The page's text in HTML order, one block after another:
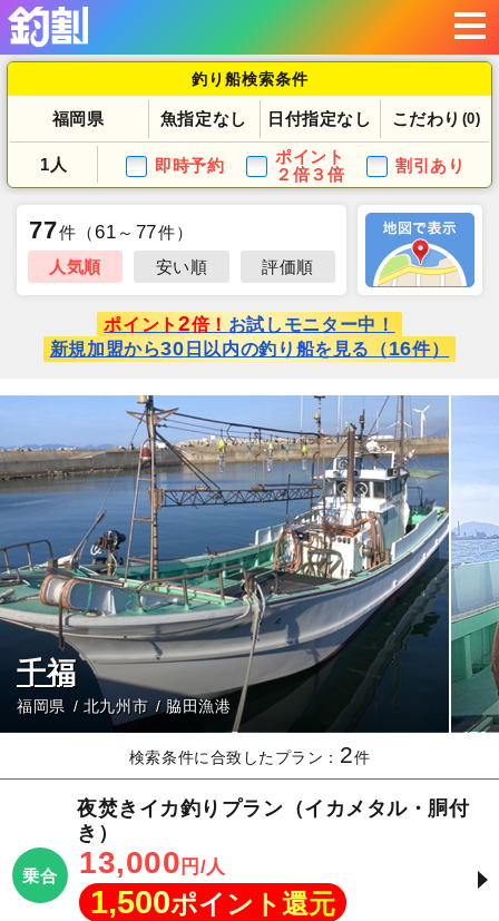
釣り船検索条件
福岡県 魚指定なし 日付指定なし こだわり (0)
1人 即時予約
ポイント
２倍３倍
割引あり
77件 （61 ～ 77件）
人気順
安い順 評価順
ポイント 2倍！ お試しモニター中！
新規加盟から30 日以内の釣り船を見る（16件）
千福
福岡県 北九州市 脇田漁港
検索条件に合致したプラン： 2件
乗合
夜焚きイカ釣りプラン（イカメタル・胴付
き）
13,000 円/人
1,500ポイント還元